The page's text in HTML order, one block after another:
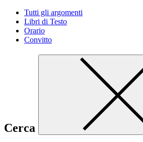
Tutti gli argomenti
Libri di Testo
Orario
Convitto
Cerca